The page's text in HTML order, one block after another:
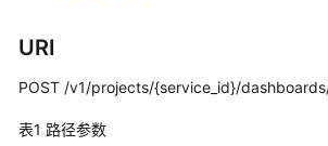
快
入
URI
POST /v1/projects/{service_id}/
表1 路径参数